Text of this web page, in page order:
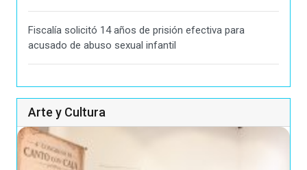
Fiscalía solicitó 14 años de prisión efectiva para
acusado de abuso sexual infantil
Arte y Cultura